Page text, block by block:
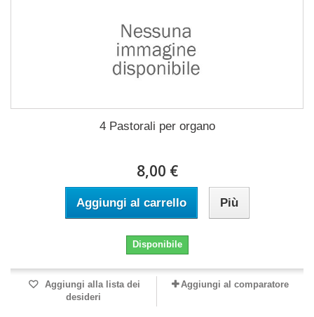
4 Pastorali per organo
8,00 €
Aggiungi al carrello Più
Disponibile
Aggiungi alla lista dei
desideri
Aggiungi al comparatore